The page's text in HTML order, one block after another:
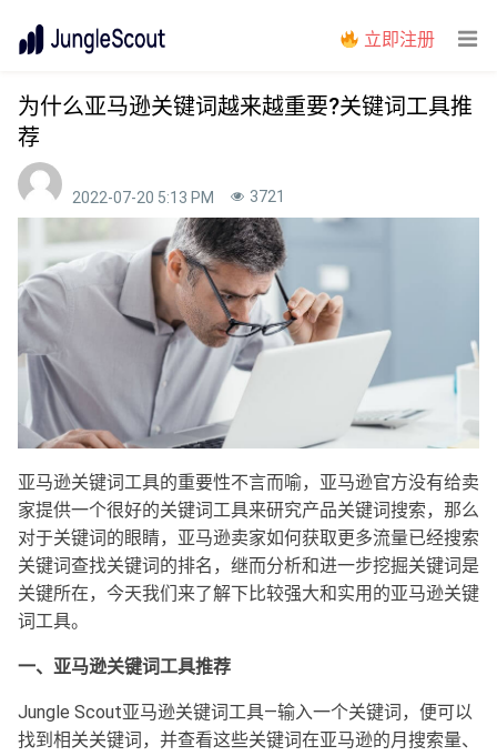
立即注册
为什么亚马逊关键词越来越重要?关键词工具推
荐
2022-07-20 5:13 PM 3721
亚马逊关键词工具的重要性不言而喻，亚马逊官方没有给卖
家提供一个很好的关键词工具来研究产品关键词搜索，那么
对于关键词的眼睛，亚马逊卖家如何获取更多流量已经搜索
关键词查找关键词的排名，继而分析和进一步挖掘关键词是
关键所在，今天我们来了解下比较强大和实用的亚马逊关键
词工具。
一、亚马逊关键词工具推荐
Jungle Scout亚马逊关键词工具—输入一个关键词，便可以
找到相关关键词，并查看这些关键词在亚马逊的月搜索量、